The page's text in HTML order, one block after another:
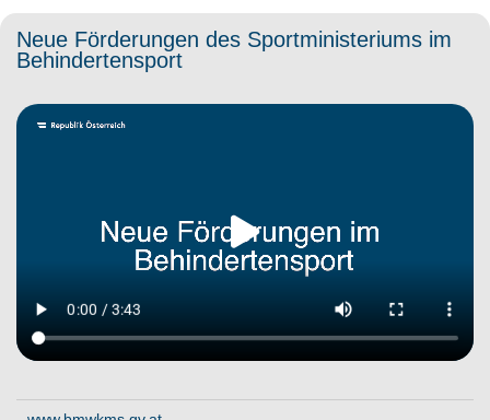
Neue Förderungen des Sportministeriums im
Behindertensport